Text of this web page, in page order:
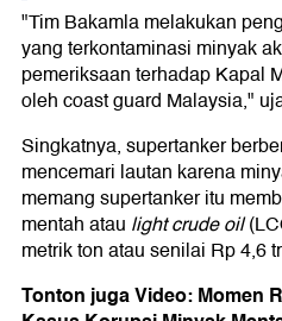
"Tim Bakamla melakukan
yang terkontaminasi minyak
pemeriksaan terhadap Kapal
oleh coast guard Malaysia,"
Singkatnya, supertanker
mencemari lautan karena
memang supertanker itu
mentah atau light crude oil
metrik ton atau senilai Rp 4,6
Tonton juga Video: Momen